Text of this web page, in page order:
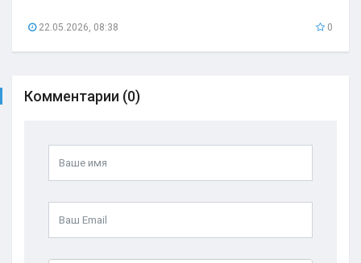
22.05.2026, 08:38 0
Комментарии (0)